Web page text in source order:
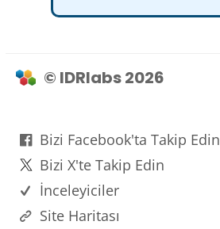
© IDRlabs 2026
Bizi Facebook'ta Takip Edin
Bizi X'te Takip Edin
İnceleyiciler
Site Haritası